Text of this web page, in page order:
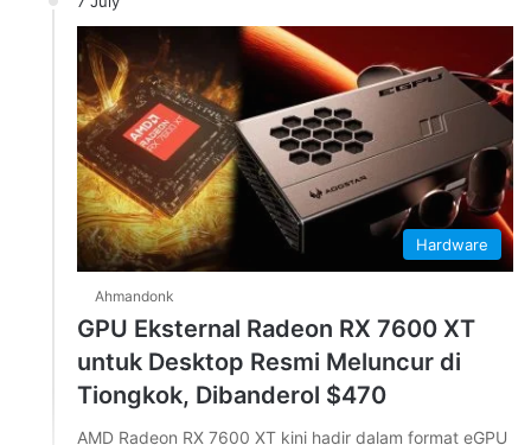
Hardware
Ahmandonk
GPU Eksternal Radeon RX 7600 XT
untuk Desktop Resmi Meluncur di
Tiongkok, Dibanderol $470
AMD Radeon RX 7600 XT kini hadir dalam format eGPU